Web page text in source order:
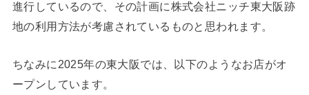
進行しているので、その計画に株式会社ニッチ東大阪跡
地の利用方法が考慮されているものと思われます。
ちなみに2025年の東大阪では、以下のようなお店がオ
ープンしています。